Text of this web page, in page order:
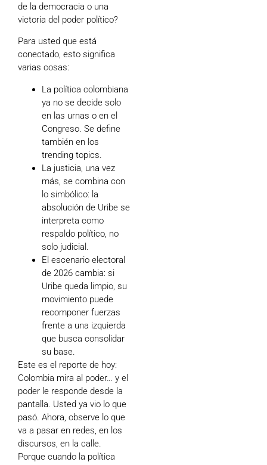
de la democracia o una
victoria del poder político?
Para usted que está
conectado, esto significa
varias cosas:
La política colombiana
ya no se decide solo
en las urnas o en el
Congreso. Se define
también en los
trending topics.
La justicia, una vez
más, se combina con
lo simbólico: la
absolución de Uribe se
interpreta como
respaldo político, no
solo judicial.
El escenario electoral
de 2026 cambia: si
Uribe queda limpio, su
movimiento puede
recomponer fuerzas
frente a una izquierda
que busca consolidar
su base.
Este es el reporte de hoy:
Colombia mira al poder… y el
poder le responde desde la
pantalla. Usted ya vio lo que
pasó. Ahora, observe lo que
va a pasar en redes, en los
discursos, en la calle.
Porque cuando la política